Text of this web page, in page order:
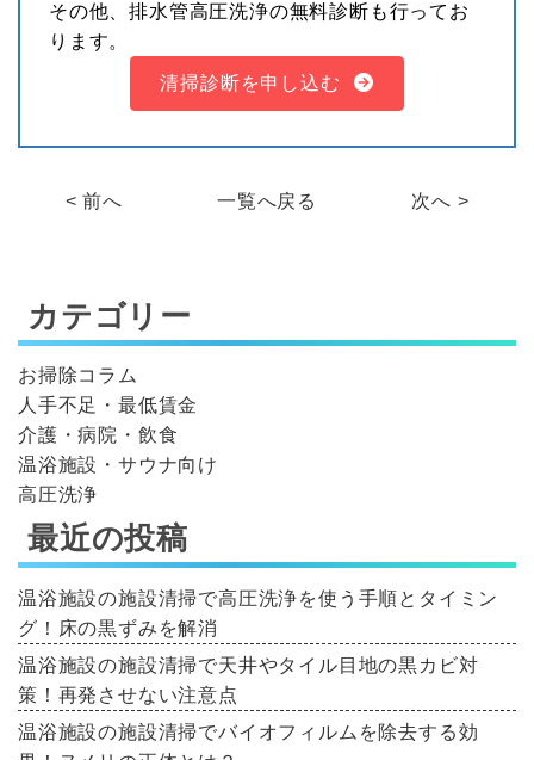
その他、排水管高圧洗浄の無料診断も行ってお
ります。
清掃診断を申し込む
< 前へ 一覧へ戻る 次へ >
カテゴリー
お掃除コラム
人手不足・最低賃金
介護・病院・飲食
温浴施設・サウナ向け
高圧洗浄
最近の投稿
温浴施設の施設清掃で高圧洗浄を使う手順とタイミン
グ！床の黒ずみを解消
温浴施設の施設清掃で天井やタイル目地の黒カビ対
策！再発させない注意点
温浴施設の施設清掃でバイオフィルムを除去する効